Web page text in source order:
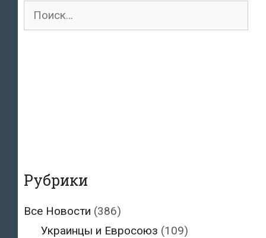
Поиск
Рубрики
Все Новости (386)
Украинцы и Евросоюз (109)